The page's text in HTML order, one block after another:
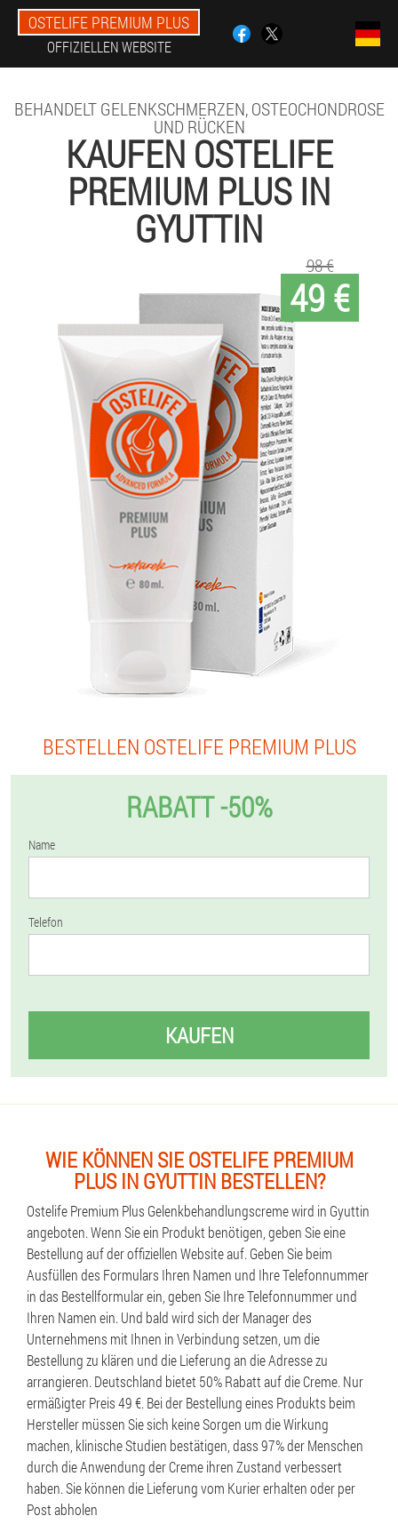
OSTELIFE PREMIUM PLUS
OFFIZIELLEN WEBSITE
BEHANDELT GELENKSCHMERZEN, OSTEOCHONDROSE
UND RÜCKEN
KAUFEN OSTELIFE
PREMIUM PLUS IN
GYUTTIN
49 €
98 €
BESTELLEN OSTELIFE PREMIUM PLUS
RABATT -50%
Name
Telefon
KAUFEN
WIE KÖNNEN SIE OSTELIFE PREMIUM
PLUS IN GYUTTIN BESTELLEN?
Ostelife Premium Plus Gelenkbehandlungscreme wird in Gyuttin
angeboten. Wenn Sie ein Produkt benötigen, geben Sie eine
Bestellung auf der offiziellen Website auf. Geben Sie beim
Ausfüllen des Formulars Ihren Namen und Ihre Telefonnummer
in das Bestellformular ein, geben Sie Ihre Telefonnummer und
Ihren Namen ein. Und bald wird sich der Manager des
Unternehmens mit Ihnen in Verbindung setzen, um die
Bestellung zu klären und die Lieferung an die Adresse zu
arrangieren. Deutschland bietet 50% Rabatt auf die Creme. Nur
ermäßigter Preis 49 €. Bei der Bestellung eines Produkts beim
Hersteller müssen Sie sich keine Sorgen um die Wirkung
machen, klinische Studien bestätigen, dass 97% der Menschen
durch die Anwendung der Creme ihren Zustand verbessert
haben. Sie können die Lieferung vom Kurier erhalten oder per
Post abholen